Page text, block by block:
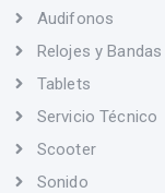
Audifonos
Relojes y Bandas
Tablets
Servicio Técnico
Scooter
Sonido